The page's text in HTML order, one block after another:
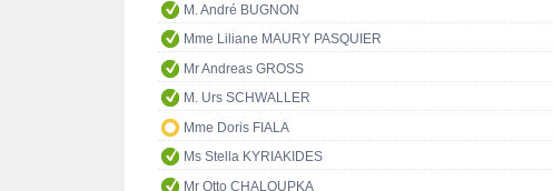
M. André BUGNON
Mme Liliane MAURY PASQUIER
Mr Andreas GROSS
M. Urs SCHWALLER
Mme Doris FIALA
Ms Stella KYRIAKIDES
Mr Otto CHALOUPKA